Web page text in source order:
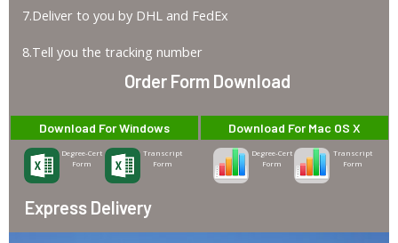
7.Deliver to you by DHL and FedEx
8.Tell you the tracking number
Order Form Download
Download For Windows
Degree-Cert
Form
Transcript
Form
Download For Mac OS X
Degree-Cert
Form
Transcript
Form
Express Delivery